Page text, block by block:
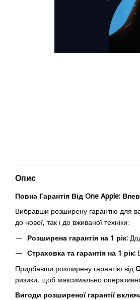
Опис
Повна Гарантія Від One Apple:
Вибравши розширену гарантію для
до нової, так і до вживаної техніки:
Розширена гарантія на 1 рік:
Страховка та гарантія на 1 рік:
Придбавши розширену гарантію від
ризики, щоб максимально
Вигоди розширеної гарантії